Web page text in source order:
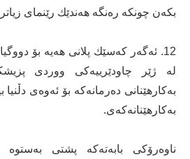
بكەن چونكە رەنگە هەندێك رێنمای
12. ئەگەر كەسێك پلانی هەیە بۆ
لە ژێر چاودێرییەكی ووردی
بەكارهێنانی دەرمانەكە بۆ ئەوەی
بەكارهێنانەكەی.
ناوەرۆكی بابەتەكە پشتی